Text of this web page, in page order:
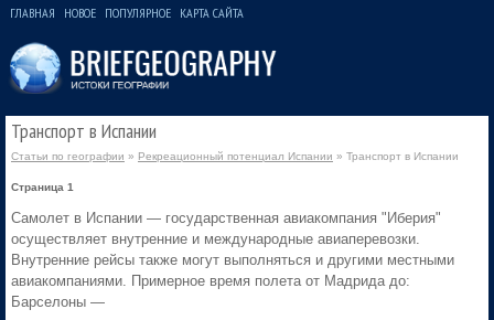
ГЛАВНАЯ НОВОЕ ПОПУЛЯРНОЕ КАРТА САЙТА
Транспорт в Испании
Статьи по географии » Рекреационный потенциал Испании » Транспорт в Испании
Страница 1
Самолет в Испании — государственная авиакомпания "Иберия"
осуществляет внутренние и международные авиаперевозки.
Внутренние рейсы также могут выполняться и другими местными
авиакомпаниями. Примерное время полета от Мадрида до:
Барселоны —